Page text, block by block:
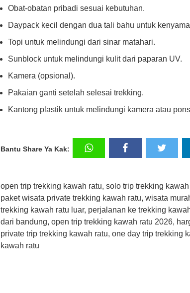
Obat-obatan pribadi sesuai kebutuhan.
Daypack kecil dengan dua tali bahu untuk
Topi untuk melindungi dari sinar matahari.
Sunblock untuk melindungi kulit dari paparan UV.
Kamera (opsional).
Pakaian ganti setelah selesai trekking.
Kantong plastik untuk melindungi kamera atau
Bantu Share Ya Kak:
open trip trekking kawah ratu, solo trip trekking
paket wisata private trekking kawah ratu, wisata
trekking kawah ratu luar, perjalanan ke trekking
dari bandung, open trip trekking kawah ratu 2026,
private trip trekking kawah ratu, one day trip trekking
kawah ratu